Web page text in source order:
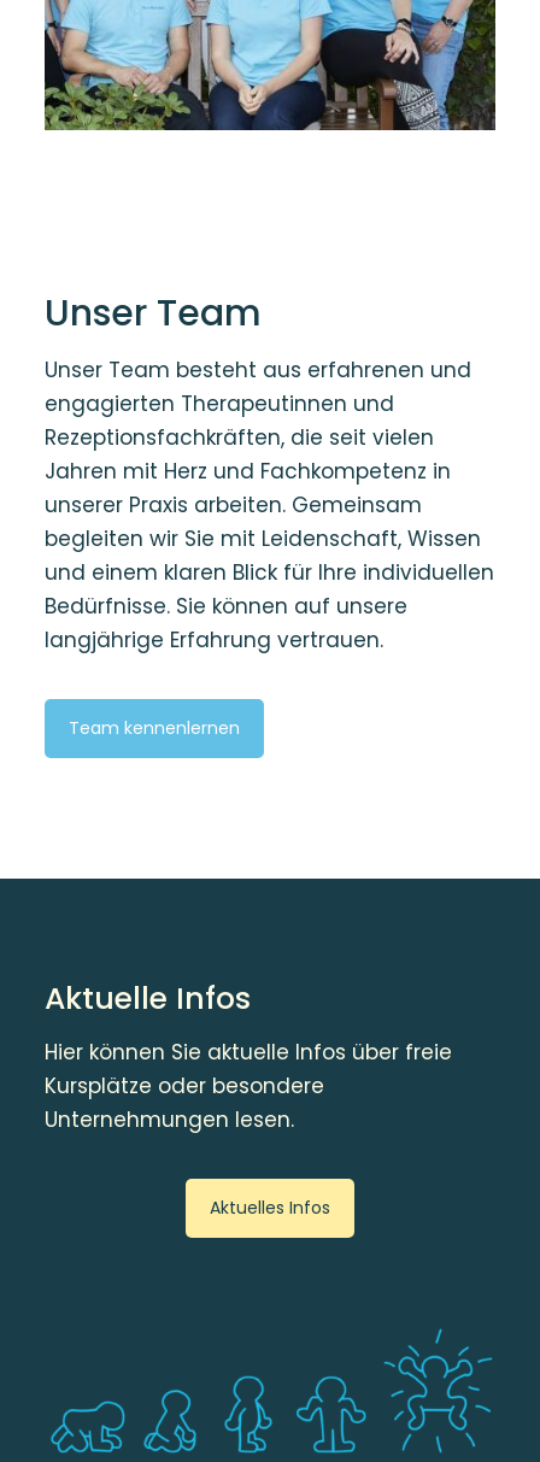
Unser Team
Unser Team besteht aus erfahrenen und
engagierten Therapeutinnen und
Rezeptionsfachkräften, die seit vielen
Jahren mit Herz und Fachkompetenz in
unserer Praxis arbeiten. Gemeinsam
begleiten wir Sie mit Leidenschaft, Wissen
und einem klaren Blick für Ihre individuellen
Bedürfnisse. Sie können auf unsere
langjährige Erfahrung vertrauen.
Team kennenlernen
Aktuelle Infos
Hier können Sie aktuelle Infos über freie
Kursplätze oder besondere
Unternehmungen lesen.
Aktuelles Infos